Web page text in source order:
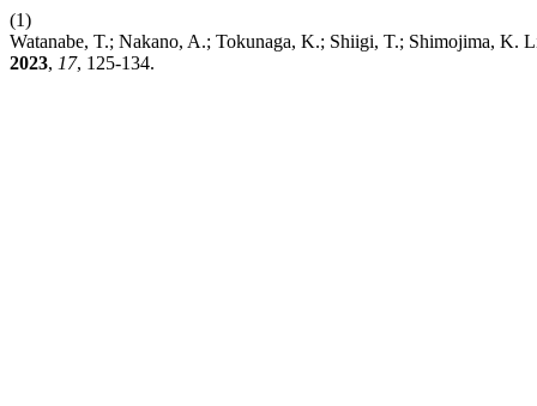
(1)
Watanabe, T.; Nakano, A.; Tokunaga, K.; Shiigi, T.; Shimojima, K.
2023, 17, 125-134.